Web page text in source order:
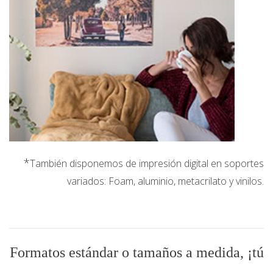
*También disponemos de impresión digital en soportes
variados: Foam, aluminio, metacrilato y vinilos.
Formatos estándar o tamaños a medida, ¡tú